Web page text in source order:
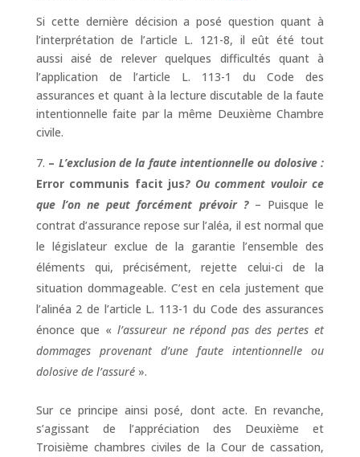
Si cette dernière décision a posé question quant à
l’interprétation de l’article L. 121-8, il eût été tout
aussi aisé de relever quelques difficultés quant à
l’application de l’article L. 113-1 du Code des
assurances et quant à la lecture discutable de la faute
intentionnelle faite par la même Deuxième Chambre
civile.
– L’exclusion de la faute intentionnelle ou dolosive :
Error communis facit jus? Ou comment vouloir ce
que l’on ne peut forcément prévoir ?– Puisque le
contrat d’assurance repose sur l’aléa, il est normal que
le législateur exclue de la garantie l’ensemble des
éléments qui, précisément, rejette celui-ci de la
situation dommageable. C’est en cela justement que
l’alinéa 2 de l’article L. 113-1 du Code des assurances
énonce que « l’assureur ne répond pas des pertes et
dommages provenant d’une faute intentionnelle ou
dolosive de l’assuré».
Sur ce principe ainsi posé, dont acte. En revanche,
s’agissant de l’appréciation des Deuxième et
Troisième chambres civiles de la Cour de cassation,